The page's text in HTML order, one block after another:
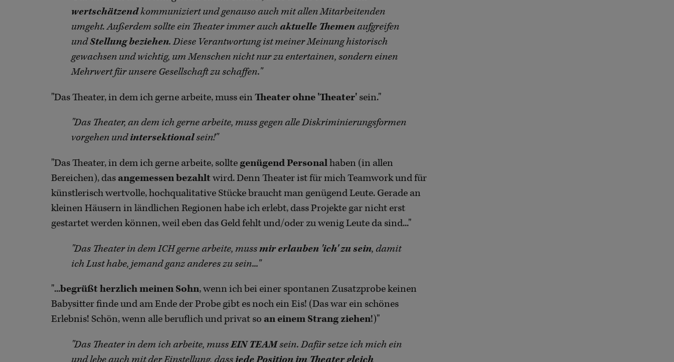
wertschätzendkommuniziert und genauso auch mit allen Mitarbeitenden
umgeht. Außerdem sollte ein Theater immer auchaktuelle Themenaufgreifen
undStellung beziehen. Diese Verantwortung ist meiner Meinung historisch
gewachsen und wichtig, um Menschen nicht nur zu entertainen, sondern einen
Mehrwert für unsere Gesellschaft zu schaffen."
"Das Theater, in dem ich gerne arbeite, muss ein Theater ohne 'Theater' sein."
"Das Theater, an dem ich gerne arbeite, muss gegen alle Diskriminierungsformen
vorgehen undintersektionalsein!"
"Das Theater, in dem ich gerne arbeite, solltegenügend Personalhaben (in allen
Bereichen), dasangemessen bezahlt wird. Denn Theater ist für mich Teamwork und für
künstlerisch wertvolle, hochqualitative Stücke braucht man genügend Leute. Gerade an
kleinen Häusern in ländlichen Regionen habe ich erlebt, dass Projekte gar nicht erst
gestartet werden können, weil eben das Geld fehlt und/oder zu wenig Leute da sind..."
"Das Theater in dem ICH gerne arbeite, mussmir erlauben 'ich' zu sein, damit
ich Lust habe, jemand ganz anderes zu sein..."
"...begrüßt herzlich meinen Sohn, wenn ich bei einer spontanen Zusatzprobe keinen
Babysitter finde und am Ende der Probe gibt es noch ein Eis! (Das war ein schönes
Erlebnis! Schön, wenn alle beruflich und privat so an einem Strang ziehen!)"
"Das Theater in dem ich arbeite, mussEIN TEAMsein. Dafür setze ich mich ein